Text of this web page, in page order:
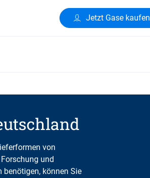
Jetzt Gase kaufen
von
und
können Sie